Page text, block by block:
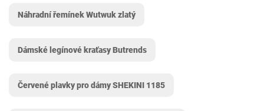
Náhradní řemínek Wutwuk zlatý
Dámské legínové kraťasy Butrends
Červené plavky pro dámy SHEKINI 1185